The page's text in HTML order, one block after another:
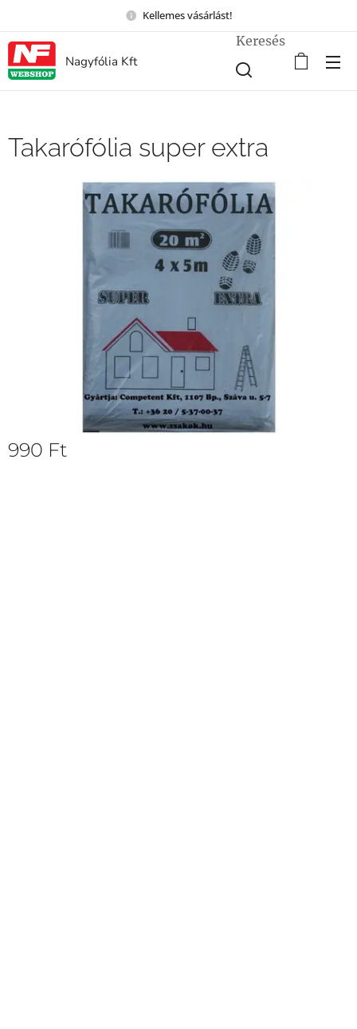
Kellemes vásárlást!
Nagyfólia Kft
Keresés
Takarófólia super extra
990 Ft